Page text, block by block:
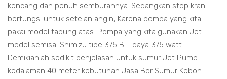
kencang dan penuh semburannya. Sedangkan stop kran
berfungsi untuk setelan angin, Karena pompa yang kita
pakai model tabung atas. Pompa yang kita gunakan Jet
model semisal Shimizu tipe 375 BIT daya 375 watt.
Demikianlah sedikit penjelasan untuk sumur Jet Pump
kedalaman 40 meter kebutuhan Jasa Bor Sumur Kebon